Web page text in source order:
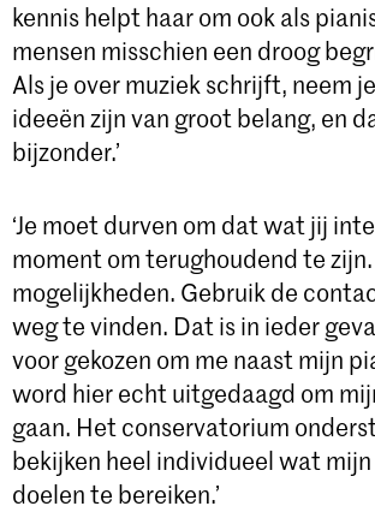
kennis helpt haar om ook als
mensen misschien een droog
Als je over muziek schrijft, neem
ideeën zijn van groot belang, en
bijzonder.’
‘Je moet durven om dat wat jij
moment om terughoudend te
mogelijkheden. Gebruik de
weg te vinden. Dat is in ieder
voor gekozen om me naast mijn
word hier echt uitgedaagd om
gaan. Het conservatorium
bekijken heel individueel wat
doelen te bereiken.’